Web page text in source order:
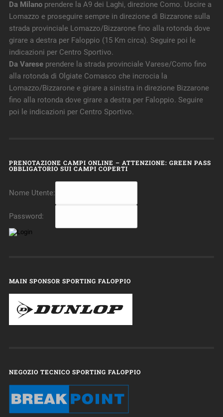
Da Milanoprendere la A9 dei Laghi, direzione Como. Uscire a
Lomazzo e proseguire sempre in direzione di Bizzarone sulla
strada provinciale Lomazzo/Bizzarone fino alla rotonda dove
girare a destra per Faloppio (15 Km circa). Seguire poi le
indicazioni per Centro Sportivo.
Da Vareseprendere la strada provinciale Varese/Como fino
alla rotonda di Olgiate Comasco che incrocia la
Lomazzo/Bizzarone e girare a sinistra in direzione Bizzarone
fino alla rotonda dove girare a destra per Faloppio. Seguire
poi le indicazioni per Centro Sportivo.
PRENOTAZIONE CAMPI ONLINE – ATTENZIONE: GREEN PASS
OBBLIGATORIO SUI CAMPI COPERTI
Nome Utente:
Password:
MAIN SPONSOR SPORTING FALOPPIO
NEGOZIO TECNICO SPORTING FALOPPIO